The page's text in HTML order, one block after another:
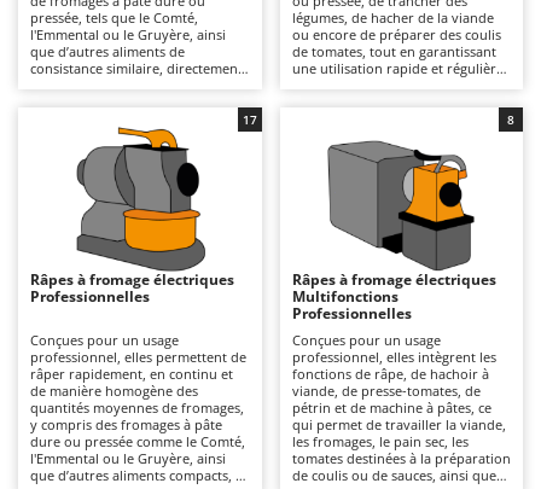
B
Balayeuses
Bancs de scie pour le bois - Scies à bûches
Barbecues
Bennes pour tracteur
Brosses pour sols extérieurs
Brouettes à moteur
Broyeurs à axe horizontal pour tracteur
Broyeurs de branches et végétaux
Butteurs pour tracteur
C
Chargeurs de batterie - Démarreurs
Charrues pour tracteur
ANTHBOT
Archman
Ardes
Argo
Ariete
Artus
Attila
Awelco
B
Baesso
Bahco
pressée, tels que le Comté,
l'Emmental ou le Gruyère, ainsi
que d’autres aliments de
consistance similaire, directement
économiques et moins
encombrantes, tout en offrant une
utilisation intuitive et en
garantissant une bonne précision
de travail. Leur structure
compacte et légère facilite une
utilisation simple et continue pour
de petites quantités, ce qui est
idéal pour ceux qui préparent
quotidiennement des
assaisonnements et des recettes.
au réseau électrique pour
fonctionner. Après utilisation, il
suffit d’éliminer les résidus du
tambour et des accessoires, de
laver les pièces amovibles à l’eau
tiède et de les essuyer
soigneusement pour éviter toute
oxydation.
légumes, de hacher de la viande
ou encore de préparer des coulis
de tomates, tout en garantissant
une utilisation rapide et régulière
une plus grande polyvalence et un
éventail de fonctions plus large,
tout en conservant un format
compact et une grande simplicité
d'utilisation. Alimentées sur
secteur, elles assurent une
puissance constante adaptée aux
préparations domestiques. Pour
préserver leurs performances, il
est recommandé de démonter et
de nettoyer les pièces en contact
avec les aliments après chaque
utilisation, d'éliminer les résidus
sur les tambours et les
accessoires, puis de les essuyer
soigneusement afin d'éviter toute
oxydation.
Râpes à fromage électriques
Professionnelles
Conçues pour un usage
professionnel, elles permettent de
râper rapidement, en continu et
de manière homogène des
quantités moyennes de fromages,
y compris des fromages à pâte
dure ou pressée comme le Comté,
l'Emmental ou le Gruyère, ainsi
que d’autres aliments compacts, ce
17
Râpes à fromage électriques
Multifonctions
Professionnelles
Conçues pour un usage
professionnel, elles intègrent les
fonctions de râpe, de hachoir à
viande, de presse-tomates, de
pétrin et de machine à pâtes, ce
qui permet de travailler la viande,
les fromages, le pain sec, les
tomates destinées à la préparation
de coulis ou de sauces, ainsi que
8